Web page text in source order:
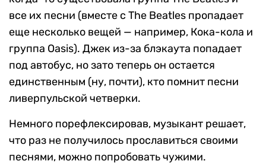
все их песни (вместе с The Beatles пропадает
еще несколько вещей — например, Кока-кола и
группа Oasis). Джек из-за блэкаута попадает
под автобус, но зато теперь он остается
единственным (ну, почти), кто помнит песни
ливерпульской четверки.
Немного порефлексировав, музыкант решает,
что раз не получилось прославиться своими
песнями, можно попробовать чужими.